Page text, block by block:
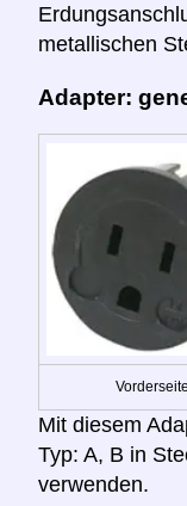
metallischen
Adapter:
Vorderseite
Mit diesem
Typ: A, B in
verwenden.